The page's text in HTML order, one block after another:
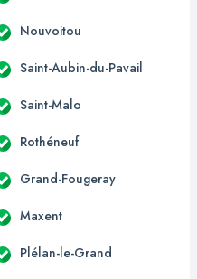
Nouvoitou
Saint-Aubin-du-Pavail
Saint-Malo
Rothéneuf
Grand-Fougeray
Maxent
Plélan-le-Grand